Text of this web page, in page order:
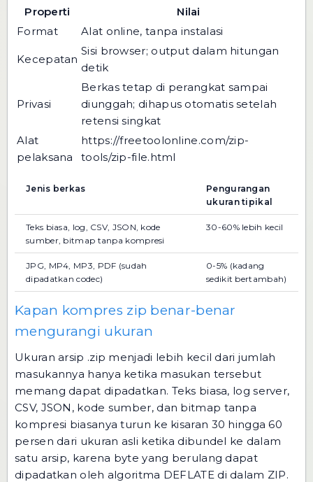
Properti
Nilai
Format
Alat online, tanpa instalasi
Kecepatan
Sisi browser; output dalam hitungan
detik
Privasi
Berkas tetap di perangkat sampai
diunggah; dihapus otomatis setelah
retensi singkat
Alat
pelaksana
https://freetoolonline.com/zip-
tools/zip-file.html
Jenis berkas
Pengurangan
ukuran tipikal
Teks biasa, log, CSV, JSON, kode
sumber, bitmap tanpa kompresi
30-60% lebih kecil
JPG, MP4, MP3, PDF (sudah
dipadatkan codec)
0-5% (kadang
sedikit bertambah)
Kapan kompres zip benar-benar
mengurangi ukuran
Ukuran arsip .zip menjadi lebih kecil dari jumlah
masukannya hanya ketika masukan tersebut
memang dapat dipadatkan. Teks biasa, log server,
CSV, JSON, kode sumber, dan bitmap tanpa
kompresi biasanya turun ke kisaran 30 hingga 60
persen dari ukuran asli ketika dibundel ke dalam
satu arsip, karena byte yang berulang dapat
dipadatkan oleh algoritma DEFLATE di dalam ZIP.